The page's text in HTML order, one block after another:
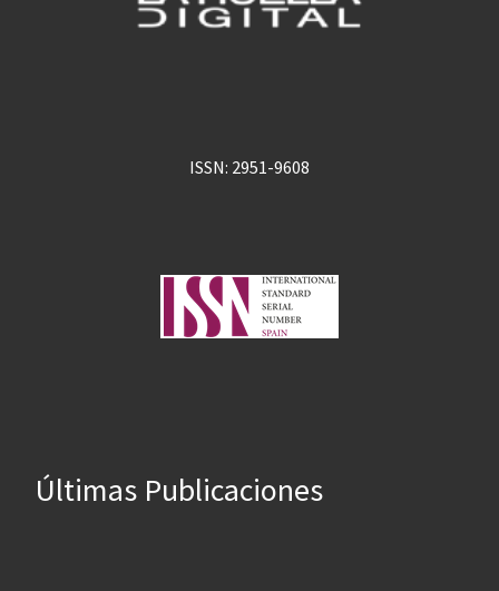
ISSN: 2951-9608
Últimas Publicaciones